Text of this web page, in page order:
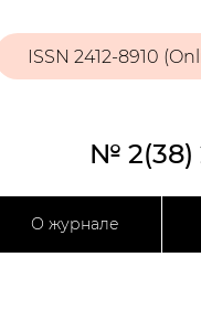
ISSN 2412-8910
№ 2(38)
О журнале